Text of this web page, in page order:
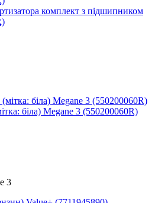
комплект з підшипником
біла) Megane 3 (550200060R)
3